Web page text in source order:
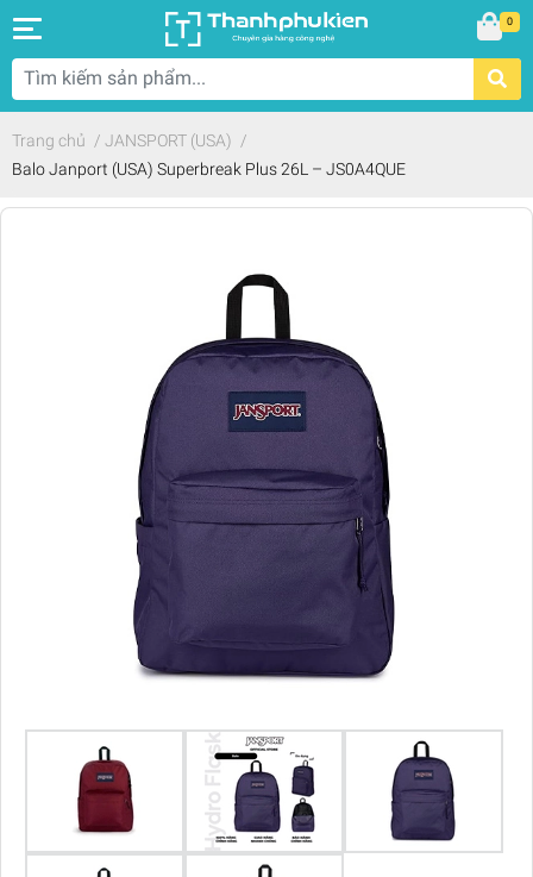
0
Trang chủ / JANSPORT (USA) /
Balo Janport (USA) Superbreak Plus 26L – JS0A4QUE